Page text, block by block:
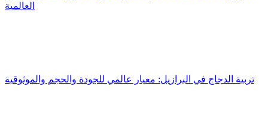
العالمية
تربية الدجاج في البرازيل: معيار عالمي للجودة والحجم والموثوقية